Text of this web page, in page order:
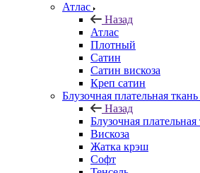
Атлас
Назад
Атлас
Плотный
Сатин
Сатин вискоза
Креп сатин
Блузочная плательная ткань
Назад
Блузочная плательная
Вискоза
Жатка крэш
Софт